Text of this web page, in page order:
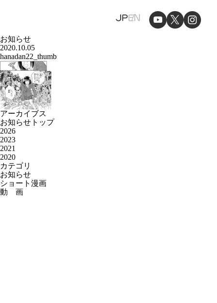
JPEN
お知らせ
2020.10.05
hanadan22_thumb
アーカイブス
お知らせトップ
2026
2023
2021
2020
カテゴリ
お知らせ
ショート漫画
動 画